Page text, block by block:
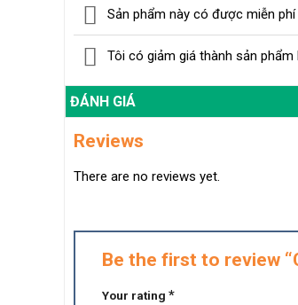
Sản phẩm này có được miễn phí
Tôi có giảm giá thành sản
ĐÁNH GIÁ
Reviews
There are no reviews yet.
Be the first to review
Your rating *